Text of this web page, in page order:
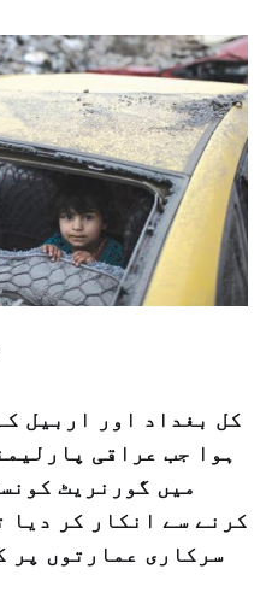
کل بغداد اور اربیل
ہوا جب عراقی
میں گورنریٹ
کرنے سے انکار کر دیا
سرکاری عمارتوں پر